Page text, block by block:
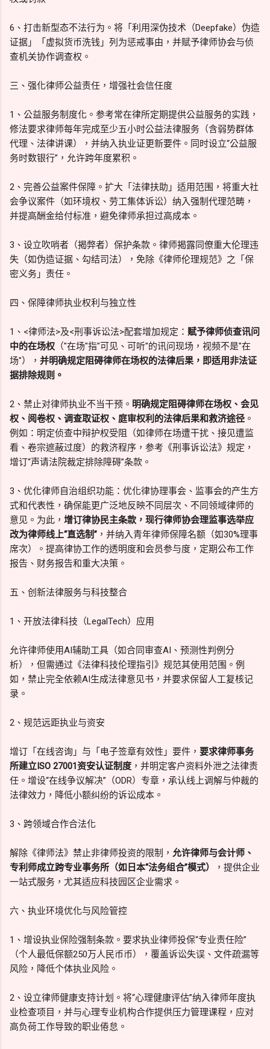
6、打击新型态不法行为。将「利用深伪技术（Deepfake）伪造
证据」「虚拟货币洗钱」列为惩戒事由，并赋予律师协会与侦
查机关协作调查权。
三、强化律师公益责任，增强社会信任度
1、公益服务制度化。参考常在律所定期提供公益服务的实践，
修法要求律师每年完成至少五小时公益法律服务（含弱势群体
代理、法律讲课），并纳入执业证更新要件。同时设立“公益服
务时数银行”，允许跨年度累积。
2、完善公益案件保障。扩大「法律扶助」适用范围，将重大社
会争议案件（如环境权、劳工集体诉讼）纳入强制代理范畴，
并提高酬金给付标准，避免律师承担过高成本。
3、设立吹哨者（揭弊者）保护条款。律师揭露同僚重大伦理违
失（如伪造证据、勾结司法），免除《律师伦理规范》之「保
密义务」责任。
四、保障律师执业权利与独立性
1、<律师法>及<刑事诉讼法>配套增加规定： 赋予律师侦查讯问
中的在场权 （"在场"指"可见、可听"的讯问现场，视频不是"在
场"）， 并明确规定阻碍律师在场权的法律后果，即适用非法证
据排除规则。
2、禁止对律师执业不当干预。 明确规定阻碍律师在场权、会见
权、阅卷权、调查取证权、庭审权利的法律后果和救济途径 。
例如：明定侦查中辩护权受阻（如律师在场遭干扰、接见遭监
看、卷宗遮蔽过度）的救济程序，参考《刑事诉讼法》规定，
增订“声请法院裁定排除障碍”条款。
3、优化律师自治组织功能：优化律协理事会、监事会的产生方
式和代表性，确保能更广泛地反映不同层次、不同领域律师的
意见。为此， 增订律协民主条款，现行律师协会理监事选举应
改为律师线上“直选制” ，并纳入青年律师保障名额（如30%理事
席次）。提高律协工作的透明度和会员参与度，定期公布工作
报告、财务报告和重大决策。
五、创新法律服务与科技整合
1、开放法律科技（LegalTech）应用
允许律师使用AI辅助工具（如合同审查AI、预测性判例分
析），但需通过《法律科技伦理指引》规范其使用范围。例
如，禁止完全依赖AI生成法律意见书，并要求保留人工复核记
录。
2、规范远距执业与资安
增订「在线咨询」与「电子签章有效性」要件， 要求律师事务
所建立ISO 27001资安认证制度 ，并明定客户资料外泄之法律责
任。增设“在线争议解决”（ODR）专章，承认线上调解与仲裁的
法律效力，降低小额纠纷的诉讼成本。
3、跨领域合作合法化
解除《律师法》禁止非律师投资的限制， 允许律师与会计师、
专利师成立跨专业事务所（如日本“法务组合”模式）
，提供企业
一站式服务，尤其适应科技园区企业需求。
六、执业环境优化与风险管控
1、增设执业保险强制条款。要求执业律师投保“专业责任险”
（个人最低保额250万人民币币），覆盖诉讼失误、文件疏漏等
风险，降低个体执业风险。
2、设立律师健康支持计划。将“心理健康评估”纳入律师年度执
业检查项目，并与心理专业机构合作提供压力管理课程，应对
高负荷工作导致的职业倦怠。